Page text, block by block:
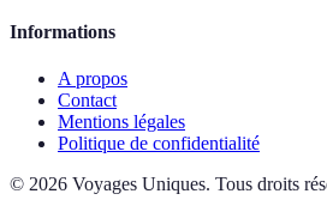
Informations
A propos
Contact
Mentions légales
Politique de confidentialité
© 2026 Voyages Uniques. Tous droits